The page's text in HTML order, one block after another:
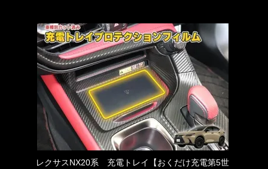
レクサスNX20系 充電トレイ【おくだけ充電第5世